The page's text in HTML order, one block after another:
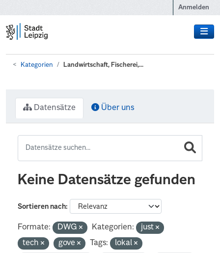
Anmelden
Kategorien Landwirtschaft, Fischerei,...
Datensätze Über uns
Keine Datensätze gefunden
Sortieren nach
Formate: DWG Kategorien:
just
tech
gove Tags:
lokal